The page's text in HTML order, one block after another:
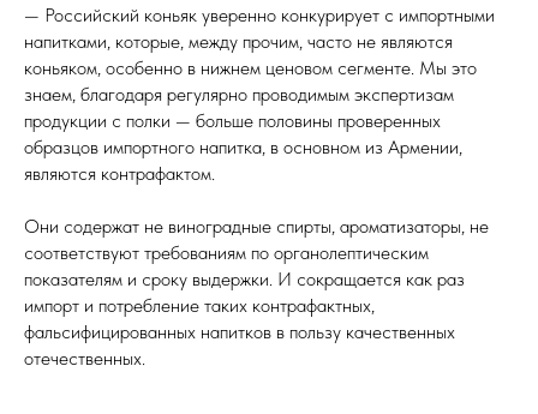
— Российский коньяк уверенно конкурирует с импортными
напитками, которые, между прочим, часто не являются
коньяком, особенно в нижнем ценовом сегменте. Мы это
знаем, благодаря регулярно проводимым экспертизам
продукции с полки — больше половины проверенных
образцов импортного напитка, в основном из Армении,
являются контрафактом.
Они содержат не виноградные спирты, ароматизаторы, не
соответствуют требованиям по органолептическим
показателям и сроку выдержки. И сокращается как раз
импорт и потребление таких контрафактных,
фальсифицированных напитков в пользу качественных
отечественных.